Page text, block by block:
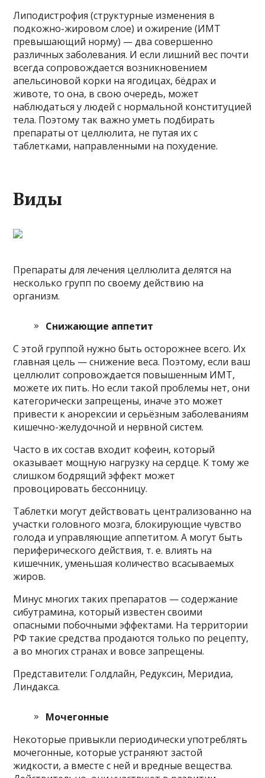
Липодистрофия (структурные изменения в
подкожно-жировом слое) и ожирение (ИМТ
превышающий норму) — два совершенно
различных заболевания. И если лишний вес почти
всегда сопровождается возникновением
апельсиновой корки на ягодицах, бёдрах и
животе, то она, в свою очередь, может
наблюдаться у людей с нормальной конституцией
тела. Поэтому так важно уметь подбирать
препараты от целлюлита, не путая их с
таблетками, направленными на похудение.
Виды
Препараты для лечения целлюлита делятся на
несколько групп по своему действию на
организм.
Снижающие аппетит
С этой группой нужно быть осторожнее всего. Их
главная цель — снижение веса. Поэтому, если ваш
целлюлит сопровождается повышенным ИМТ,
можете их пить. Но если такой проблемы нет, они
категорически запрещены, иначе это может
привести к анорексии и серьёзным заболеваниям
кишечно-желудочной и нервной систем.
Часто в их состав входит кофеин, который
оказывает мощную нагрузку на сердце. К тому же
слишком бодрящий эффект может
провоцировать бессонницу.
Таблетки могут действовать централизованно на
участки головного мозга, блокирующие чувство
голода и управляющие аппетитом. А могут быть
периферического действия, т. е. влиять на
кишечник, уменьшая количество всасываемых
жиров.
Минус многих таких препаратов — содержание
сибутрамина, который известен своими
опасными побочными эффектами. На территории
РФ такие средства продаются только по рецепту,
а во многих странах и вовсе запрещены.
Представители: Голдлайн, Редуксин, Меридиа,
Линдакса.
Мочегонные
Некоторые привыкли периодически употреблять
мочегонные, которые устраняют застой
жидкости, а вместе с ней и вредные вещества.